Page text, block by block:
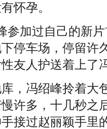
怀孕。
加过自己的新片
停车场，停留许
友人护送着上了
冯绍峰拎着大
许多，十几秒之
接过赵丽颖手里